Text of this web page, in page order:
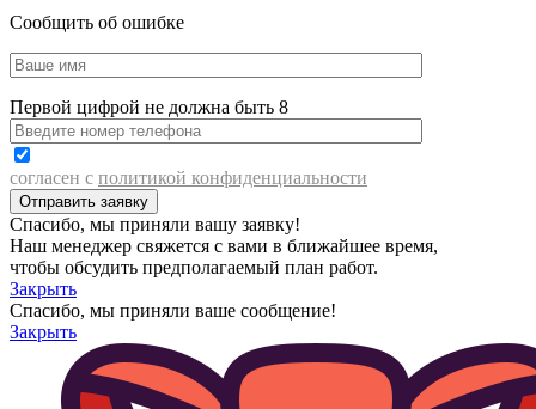
Сообщить об ошибке
Первой цифрой не должна быть 8
согласен с политикой конфиденциальности
Спасибо, мы приняли вашу заявку!
Наш менеджер свяжется с вами в ближайшее время,
чтобы обсудить предполагаемый план работ.
Закрыть
Спасибо, мы приняли ваше сообщение!
Закрыть